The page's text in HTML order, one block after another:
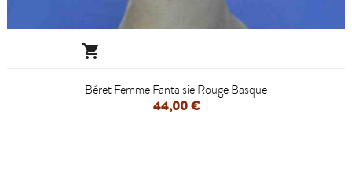

Béret Femme Fantaisie Rouge Basque
44,00 €